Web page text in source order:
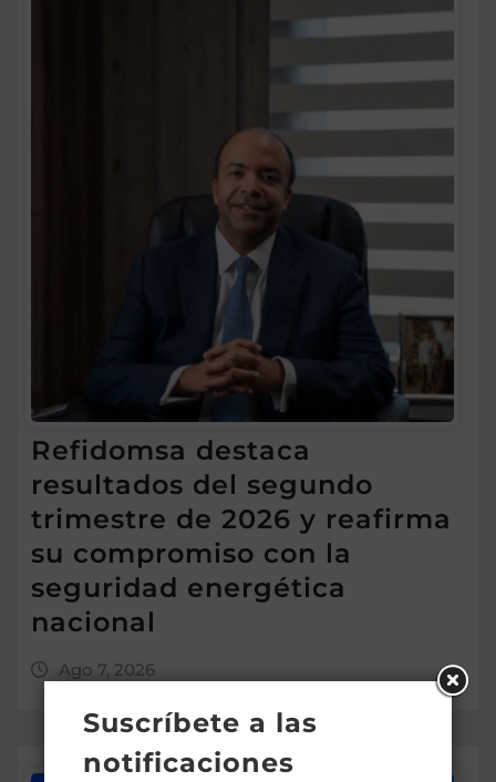
Refidomsa destaca
resultados del segundo
trimestre de 2026 y reafirma
su compromiso con la
seguridad energética
nacional
Ago 7, 2026
Suscríbete a las
notificaciones